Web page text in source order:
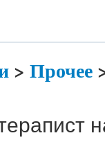
> Прочее